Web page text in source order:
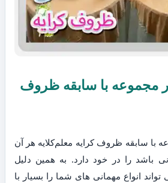
مجموعه با سابقه ظروف
با سابقه ظروف کرایه معلم‌کلایه هر آن
باشد را در خود دارد. به همین دلیل
انواع مهمانی های شما را بسیار با